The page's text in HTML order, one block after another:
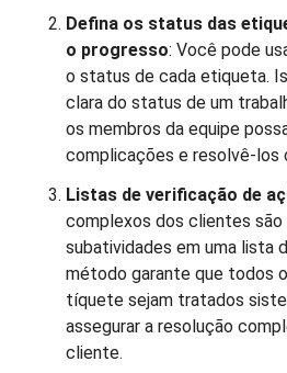
Defina os status das
o progresso: Você pode
o status de cada etiqueta.
clara do status de um
os membros da equipe
complicações e resolvê-los
Listas de verificação de
complexos dos clientes são
subatividades em uma lista
método garante que todos
tíquete sejam tratados
assegurar a resolução
cliente.